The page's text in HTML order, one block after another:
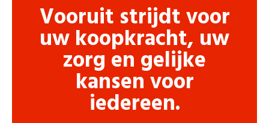
Vooruit strijdt voor
uw koopkracht, uw
zorg en gelijke
kansen voor
iedereen.